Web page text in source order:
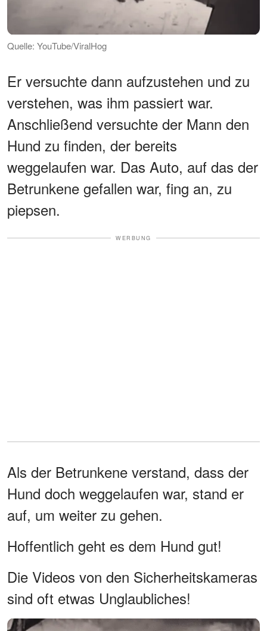
Quelle: YouTube/ViralHog
Er versuchte dann aufzustehen und zu
verstehen, was ihm passiert war.
Anschließend versuchte der Mann den
Hund zu finden, der bereits
weggelaufen war. Das Auto, auf das der
Betrunkene gefallen war, fing an, zu
piepsen.
WERBUNG
Als der Betrunkene verstand, dass der
Hund doch weggelaufen war, stand er
auf, um weiter zu gehen.
Hoffentlich geht es dem Hund gut!
Die Videos von den Sicherheitskameras
sind oft etwas Unglaubliches!